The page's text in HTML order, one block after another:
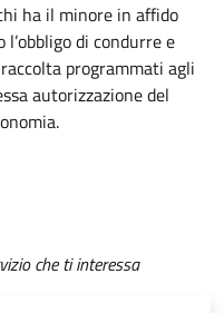
ha il minore in affido
di condurre e
programmati agli
autorizzazione del
che ti interessa